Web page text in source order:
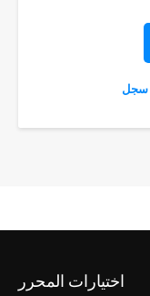
سجل
اختيارات المحرر